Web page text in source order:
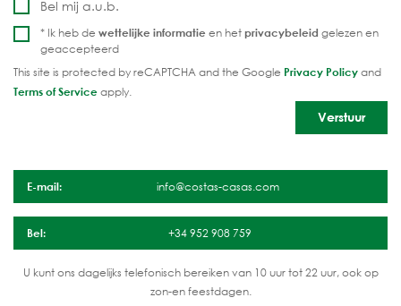
Bel mij a.u.b.
* Ik heb de wettelijke informatie en hetprivacybeleid gelezen en
geaccepteerd
This site is protected by reCAPTCHA and the Google Privacy Policyand
Terms of Serviceapply.
E-mail: info@costas-casas.com
Bel: +34 952 908 759
U kunt ons dagelijks telefonisch bereiken van 10 uur tot 22 uur, ook op
zon-en feestdagen.